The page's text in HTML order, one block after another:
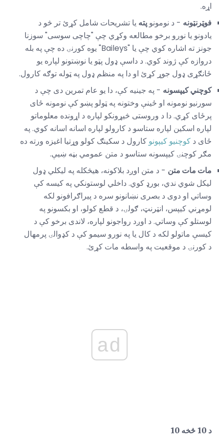
اړه.
فوټرنټونه - د نومونوپته یا تشریحات شامل کړئ تر څو د
یادونو یا نورو برخو مطالعه وکړي چې "چاچی سوسی" سوزنا
جونز ته اشاره کوي چې یا "Baileys" یوه کورنۍ ده چې په بله
دروازه کې ژوند کوي. د داسې ډول پټو یا نوښتونو لپاره یو
ځانګړی ډول جوړ کړئ او دا په منظم ډول په ټوله توګه کارول.
کوچني کیپسونه - په جینیه کې، دا یو عام تمرین دی چې د
سورنیو نومونه او ځینې وختونه په ټولو پښو کې نومونه ځای
پرځای کړي. دا د وروستی څیړونکو لپاره د اړونده معلوماتو
لپاره اسکین لپاره ستاسو د کارولو لپاره اسانه اسانه کوي. په
ځای د کوچنیو کیپونو کارول د سکینګ کولو وړتیا اغیزه ورته ده
مګر کوچنۍ کیپسونه ستاسو د متن عمومي بڼه ښیې.
مات مات متن - د متن اوږد بلاکونه، هیڅکله په لیکلي ډول
لیکل شوي ندي، بورډ کوي. داخلي لوستونکي په کیسه کې
وساتي او دوی د بصری نښانونو سره د پیراګرافونو لکه
لومړني کیپس، انټرنټ، ګولۍ، د قطع کولو، او بکسونو په
لوستلو کې وساتي. د اوږد رواجونو لپاره، لاندی برخو کې د
کیسې ماتولو لکه د کال یا په نورو سیمو کې د کډوالۍ پرمهال
د کورنۍ د موقعیت په واسطه مات کړئ.
ad
د 10 څخه 10